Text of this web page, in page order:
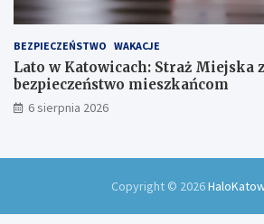
BEZPIECZEŃSTWO WAKACJE
Lato w Katowicach: Straż Miejska
bezpieczeństwo mieszkańcom
6 sierpnia 2026
Copyright © 2026